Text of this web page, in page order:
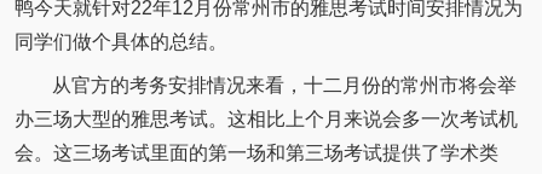
鸭今天就针对22年12月份常州市的雅思考试时间安排情况为
同学们做个具体的总结。
从官方的考务安排情况来看，十二月份的常州市将会举
办三场大型的雅思考试。这相比上个月来说会多一次考试机
会。这三场考试里面的第一场和第三场考试提供了学术类